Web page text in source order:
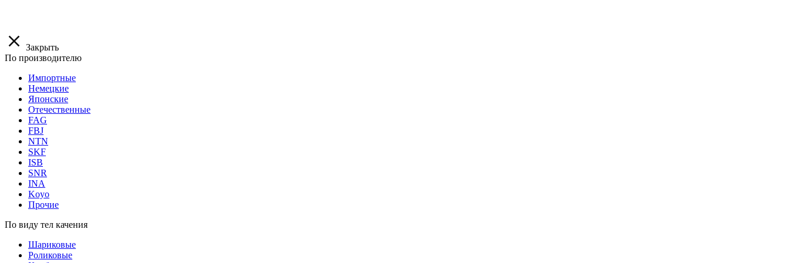
Закрыть
По производителю
Импортные
Немецкие
Японские
Отечественные
FAG
FBJ
NTN
SKF
ISB
SNR
INA
Koyo
Прочие
По виду тел качения
Шариковые
Роликовые